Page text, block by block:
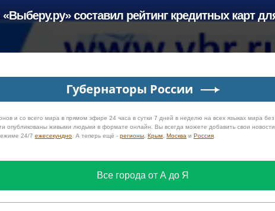
составил рейтинг кредитных карт
Губернаторы России
и со всего мира в прямом эфире 24 часа в сутки 7 дней в неделю на всех языках мира
опубликованы живыми людьми в формате онлайн. Вы всегда можете добавить свои
24/7 ежесекундно . А теперь ещё - регионы Крым Москва и Россия
Все города от А до Я